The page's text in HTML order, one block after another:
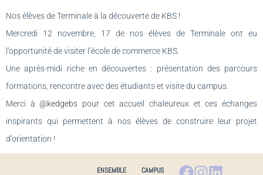
Nos élèves de Terminale à la découverte de KBS !
Mercredi 12 novembre, 17 de nos élèves de Terminale ont eu
l’opportunité de visiter l’école de commerce KBS.
Une après-midi riche en découvertes : présentation des parcours
formations, rencontre avec des étudiants et visite du campus.
Merci à@kedgebs pour cet accueil chaleureux et ces échanges
inspirants qui permettent à nos élèves de construire leur projet
d’orientation !
ENSEMBLE CAMPUS